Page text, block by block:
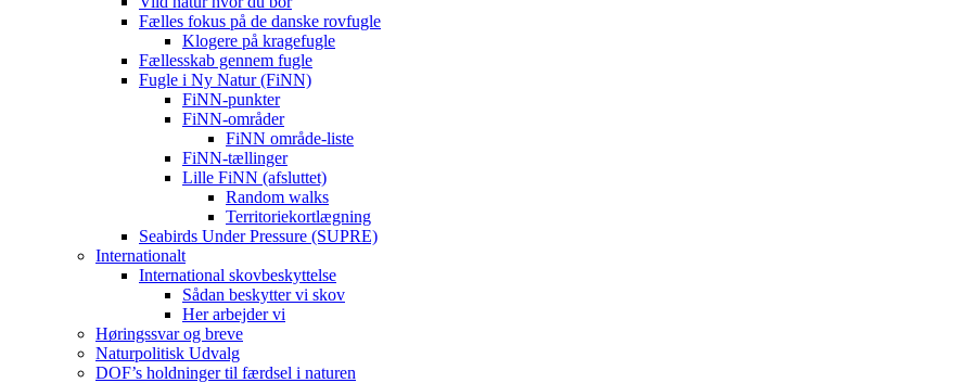
Fælles fokus på de danske rovfugle
Klogere på kragefugle
Fællesskab gennem fugle
Fugle i Ny Natur (FiNN)
FiNN-punkter
FiNN-områder
FiNN område-liste
FiNN-tællinger
Lille FiNN (afsluttet)
Random walks
Territoriekortlægning
Seabirds Under Pressure (SUPRE)
Internationalt
International skovbeskyttelse
Sådan beskytter vi skov
Her arbejder vi
Høringssvar og breve
Naturpolitisk Udvalg
DOF’s holdninger til færdsel i naturen